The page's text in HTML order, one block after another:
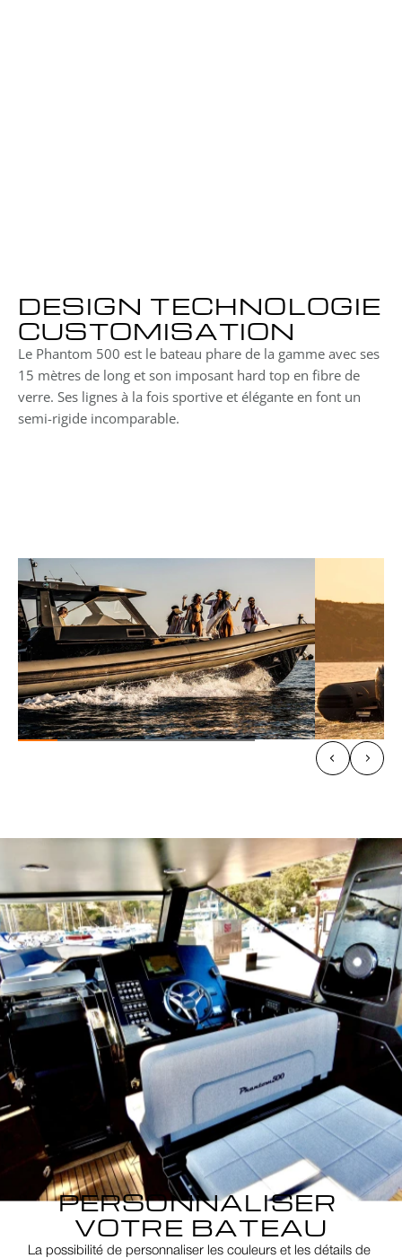
ACCUEIL
BATEAUX NEUFS
BATEAUX EN STOCK
LOCATION DE BATEAU
MOTORISATIONS
CHANTIER NAVAL
A PROPOS
CONTACT
DESIGN TECHNOLOGIE
CUSTOMISATION
Le Phantom 500 est le bateau phare de la gamme avec ses
15 mètres de long et son imposant hard top en fibre de
verre. Ses lignes à la fois sportive et élégante en font un
semi-rigide incomparable.
PERSONNALISER
VOTRE BATEAU
La possibilité de personnaliser les couleurs et les détails de